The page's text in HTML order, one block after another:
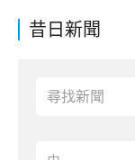
昔日新聞